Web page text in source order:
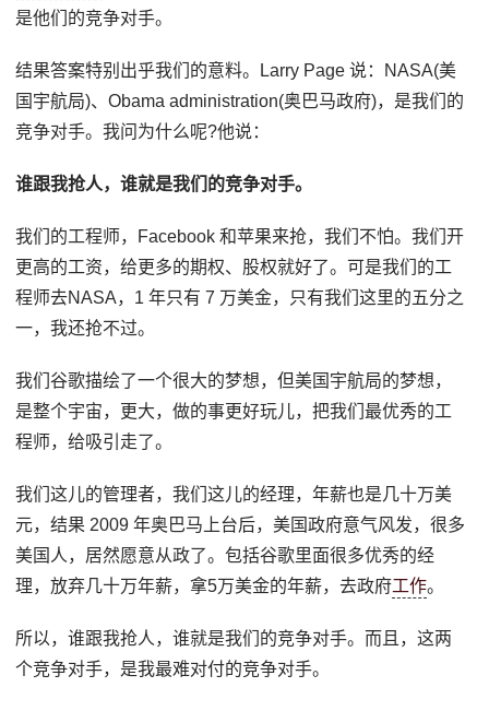
是他们的竞争对手。
结果答案特别出乎我们的意料。Larry Page 说：NASA(美
国宇航局)、Obama administration(奥巴马政府)，是我们的
竞争对手。我问为什么呢?他说：
谁跟我抢人，谁就是我们的竞争对手。
我们的工程师，Facebook 和苹果来抢，我们不怕。我们开
更高的工资，给更多的期权、股权就好了。可是我们的工
程师去NASA，1 年只有 7 万美金，只有我们这里的五分之
一，我还抢不过。
我们谷歌描绘了一个很大的梦想，但美国宇航局的梦想，
是整个宇宙，更大，做的事更好玩儿，把我们最优秀的工
程师，给吸引走了。
我们这儿的管理者，我们这儿的经理，年薪也是几十万美
元，结果 2009 年奥巴马上台后，美国政府意气风发，很多
美国人，居然愿意从政了。包括谷歌里面很多优秀的经
理，放弃几十万年薪，拿5万美金的年薪，去政府工作。
所以，谁跟我抢人，谁就是我们的竞争对手。而且，这两
个竞争对手，是我最难对付的竞争对手。